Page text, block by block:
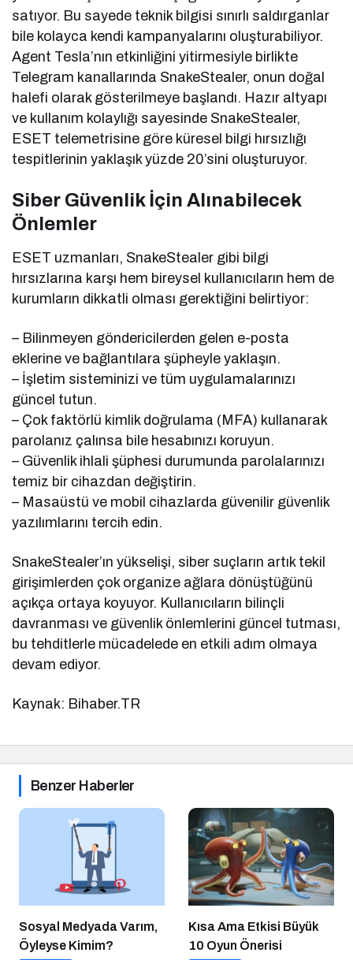
satıyor. Bu sayede teknik bilgisi sınırlı saldırganlar
bile kolayca kendi kampanyalarını oluşturabiliyor.
Agent Tesla’nın etkinliğini yitirmesiyle birlikte
Telegram kanallarında SnakeStealer, onun doğal
halefi olarak gösterilmeye başlandı. Hazır altyapı
ve kullanım kolaylığı sayesinde SnakeStealer,
ESET telemetrisine göre küresel bilgi hırsızlığı
tespitlerinin yaklaşık yüzde 20’sini oluşturuyor.
Siber Güvenlik İçin Alınabilecek
Önlemler
ESET uzmanları, SnakeStealer gibi bilgi
hırsızlarına karşı hem bireysel kullanıcıların hem de
kurumların dikkatli olması gerektiğini belirtiyor:
– Bilinmeyen göndericilerden gelen e-posta
eklerine ve bağlantılara şüpheyle yaklaşın.
– İşletim sisteminizi ve tüm uygulamalarınızı
güncel tutun.
– Çok faktörlü kimlik doğrulama (MFA) kullanarak
parolanız çalınsa bile hesabınızı koruyun.
– Güvenlik ihlali şüphesi durumunda parolalarınızı
temiz bir cihazdan değiştirin.
– Masaüstü ve mobil cihazlarda güvenilir güvenlik
yazılımlarını tercih edin.
SnakeStealer’ın yükselişi, siber suçların artık tekil
girişimlerden çok organize ağlara dönüştüğünü
açıkça ortaya koyuyor. Kullanıcıların bilinçli
davranması ve güvenlik önlemlerini güncel tutması,
bu tehditlerle mücadelede en etkili adım olmaya
devam ediyor.
Kaynak: Bihaber.TR
Benzer Haberler
Sosyal Medyada Varım,
Öyleyse Kimim?
Kısa Ama Etkisi Büyük
10 Oyun Önerisi